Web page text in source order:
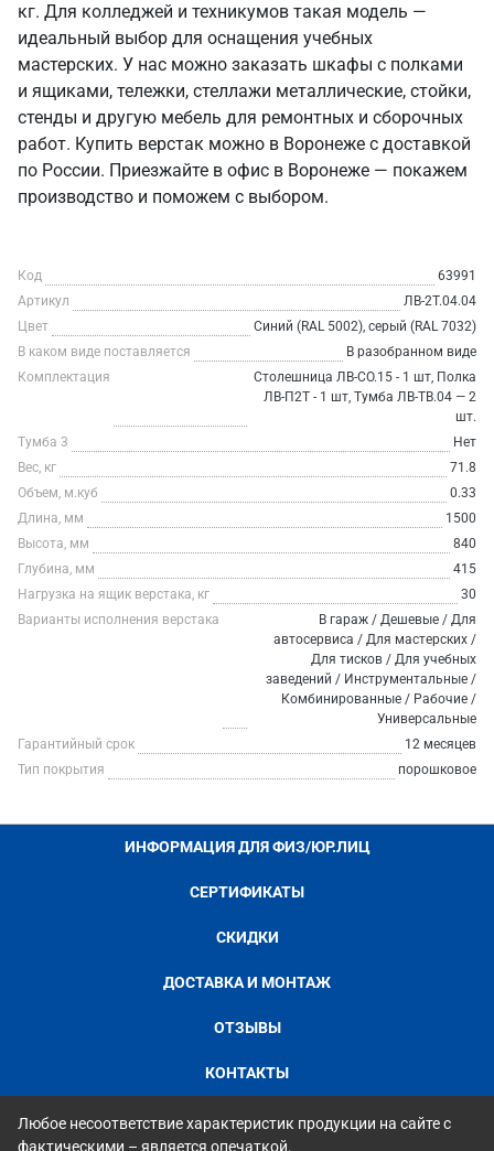
кг. Для колледжей и техникумов такая модель —
идеальный выбор для оснащения учебных
мастерских. У нас можно заказать шкафы с полками
и ящиками, тележки, стеллажи металлические, стойки,
стенды и другую мебель для ремонтных и сборочных
работ. Купить верстак можно в Воронеже с доставкой
по России. Приезжайте в офис в Воронеже — покажем
производство и поможем с выбором.
Код
63991
Артикул
ЛВ-2Т.04.04
Цвет
Синий (RAL 5002), серый (RAL 7032)
В каком виде поставляется
В разобранном виде
Комплектация
Столешница ЛВ-СО.15 - 1 шт, Полка
ЛВ-П2Т - 1 шт, Тумба ЛВ-ТВ.04 — 2
шт.
Тумба 3
Нет
Вес, кг
71.8
Объем, м.куб
0.33
Длина, мм
1500
Высота, мм
840
Глубина, мм
415
Нагрузка на ящик верстака, кг
30
Варианты исполнения верстака
В гараж / Дешевые / Для
автосервиса / Для мастерских /
Для тисков / Для учебных
заведений / Инструментальные /
Комбинированные / Рабочие /
Универсальные
Гарантийный срок
12 месяцев
Тип покрытия
порошковое
ИНФОРМАЦИЯ ДЛЯ ФИЗ/ЮР.ЛИЦ
СЕРТИФИКАТЫ
СКИДКИ
ДОСТАВКА И МОНТАЖ
ОТЗЫВЫ
КОНТАКТЫ
Любое несоответствие характеристик продукции на сайте с
фактическими – является опечаткой.